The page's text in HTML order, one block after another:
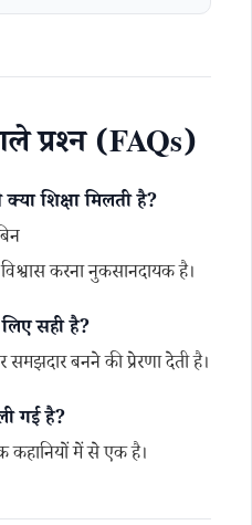
प्रश्न (FAQs)
शिक्षा मिलती है?
करना नुकसानदायक है।
सही है?
बनने की प्रेरणा देती है।
गई है?
कहानियों में से एक है।